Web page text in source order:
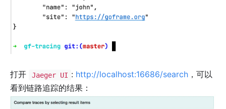
打开 Jaeger UI : http://localhost:16686/search，可以
看到链路追踪的结果：